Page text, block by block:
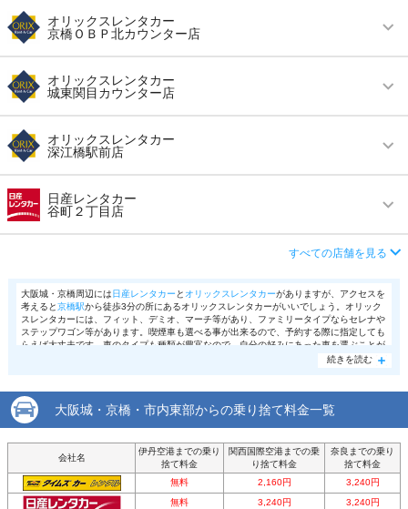
営業時間 毎日 09:00 ～ 20:00
アクセス 最寄り駅より徒歩で約10分（送迎なし）
住所 大阪府大阪市鶴見区諸口六丁目15番18号
この店舗でレンタカーを探す
オリックスレンタカー
京橋ＯＢＰ北カウンター店
営業時間 毎日 08:30 ～ 20:00
アクセス 京橋駅より徒歩で約6分（送迎なし）
住所 大阪市都島区片町２－２－６１
この店舗でレンタカーを探す
オリックスレンタカー
城東関目カウンター店
営業時間 毎日 08:30 ～ 20:00
アクセス 新森古市駅より徒歩で約8分（送迎なし）
住所
大阪市城東区関目６－７ エネオスＤ．Ｄ古市店
内
この店舗でレンタカーを探す
オリックスレンタカー
深江橋駅前店
営業時間
アクセス 深江橋駅より徒歩で約4分（送迎なし）
店舗詳細 店舗詳細ページはこちら
この店舗でレンタカーを探す
日産レンタカー
谷町２丁目店
住所
大阪市中央区大手通１－２－８ OAK彌榮大手通
ビル1F
この店舗でレンタカーを探す
すべての店舗を見る
大阪城・京橋周辺には日産レンタカー と オリックスレンタカーがありますが、アクセスを
考えると京橋駅から徒歩3分の所にあるオリックスレンタカーがいいでしょう。オリック
スレンタカーには、フィット、デミオ、マーチ等があり、ファミリータイプならセレナや
ステップワゴン等があります。喫煙車も選べる事が出来るので、予約する際に指定しても
らえば大丈夫です。車のタイプも種類が豊富なので、自分の好みにあった車を選ぶことが
出来ることでしょう。せっかく車を借りるなら乗りたい車を借りたいですよね。この店舗
続きを読む
大阪城・京橋・市内東部からの乗り捨て料金一覧
会社名
伊丹空港までの乗り
捨て料金
関西国際空港までの乗
り捨て料金
奈良までの乗り
捨て料金
無料
2,160円
3,240円
無料
3,240円
3,240円